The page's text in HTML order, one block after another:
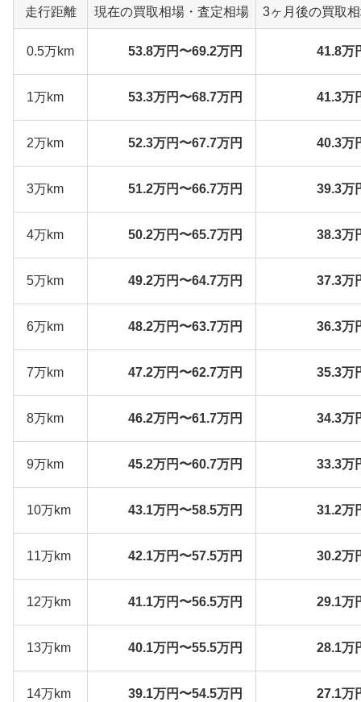
走行距離 現在の買取相場・査定相場 3ヶ月後の買取
0.5万km 53.8万円〜69.2万円 41.8万
1万km 53.3万円〜68.7万円 41.3万
2万km 52.3万円〜67.7万円 40.3万
3万km 51.2万円〜66.7万円 39.3万
4万km 50.2万円〜65.7万円 38.3万
5万km 49.2万円〜64.7万円 37.3万
6万km 48.2万円〜63.7万円 36.3万
7万km 47.2万円〜62.7万円 35.3万
8万km 46.2万円〜61.7万円 34.3万
9万km 45.2万円〜60.7万円 33.3万
10万km 43.1万円〜58.5万円 31.2万
11万km 42.1万円〜57.5万円 30.2万
12万km 41.1万円〜56.5万円 29.1万
13万km 40.1万円〜55.5万円 28.1万
14万km 39.1万円〜54.5万円 27.1万